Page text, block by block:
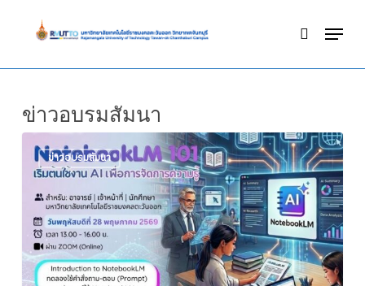
search
Menu
ข่าวอบรมสัมนา
ข่าวอบรมสัมนา
Menu